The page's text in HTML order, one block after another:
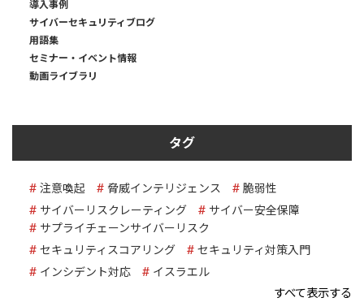
導入事例
サイバーセキュリティブログ
用語集
セミナー・イベント情報
動画ライブラリ
タグ
注意喚起 脅威インテリジェンス
脆弱性
サイバーリスクレーティング
サイバー安全保障
サプライチェーンサイバーリスク
セキュリティスコアリング
セキュリティ対策入門
インシデント対応
イスラエル
すべて表示する